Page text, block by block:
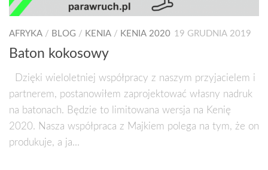
AFRYKA / BLOG / KENIA / KENIA 2020 19 GRUDNIA 2019
Baton kokosowy
Dzięki wieloletniej współpracy z naszym przyjacielem i
partnerem, postanowiłem zaprojektować własny nadruk
na batonach. Będzie to limitowana wersja na Kenię
2020. Nasza współpraca z Majkiem polega na tym, że on
produkuje, a ja...